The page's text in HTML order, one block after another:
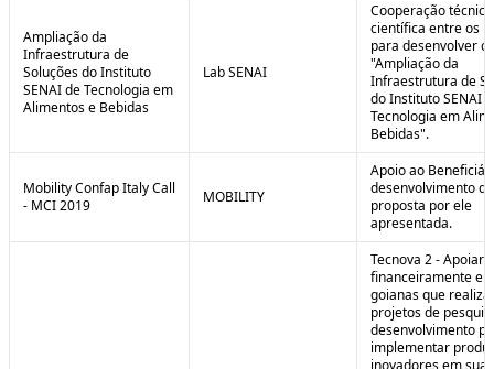
Ampliação da
Infraestrutura de
Soluções do Instituto
SENAI de Tecnologia em
Alimentos e Bebidas
Lab SENAI
Cooperação
científica entre os
para desenvolver o
"Ampliação da
Infraestrutura de
do Instituto SENAI
Tecnologia em
Bebidas".
Mobility Confap Italy Call
- MCI 2019
MOBILITY
Apoio ao
desenvolvimento da
proposta por ele
apresentada.
Tecnova 2 - Apoiar
financeiramente
goianas que
projetos de
desenvolvimento
implementar
inovadores em sua